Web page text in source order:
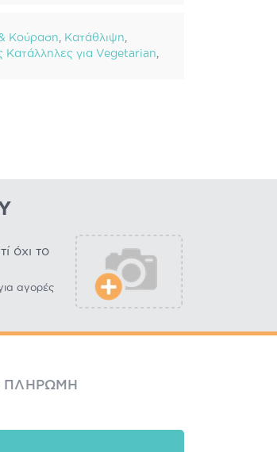
Κούραση Κατάθλιψη
Κατάλληλες για Vegetarian
όχι το
αγορές
ΠΛΗΡΩΜΉ